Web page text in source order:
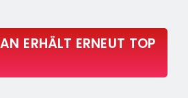
ERHÄLT ERNEUT TOP